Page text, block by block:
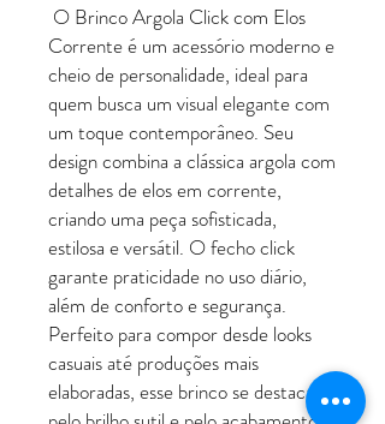
O Brinco Argola Click com Elos
Correnteé um acessório moderno e
cheio de personalidade, ideal para
quem busca um visual elegante com
um toque contemporâneo. Seu
design combina a clássica argola com
detalhes de elos em corrente,
criando uma peça sofisticada,
estilosa e versátil. O fecho click
garante praticidade no uso diário,
além de conforto e segurança.
Perfeito para compor desde looks
casuais até produções mais
elaboradas, esse brinco se destaca